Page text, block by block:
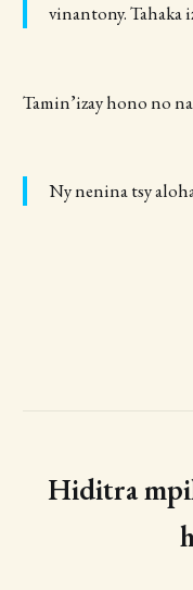
vinantony. Tahaka
Tamin’izay hono no
Ny nenina tsy
Hiditra